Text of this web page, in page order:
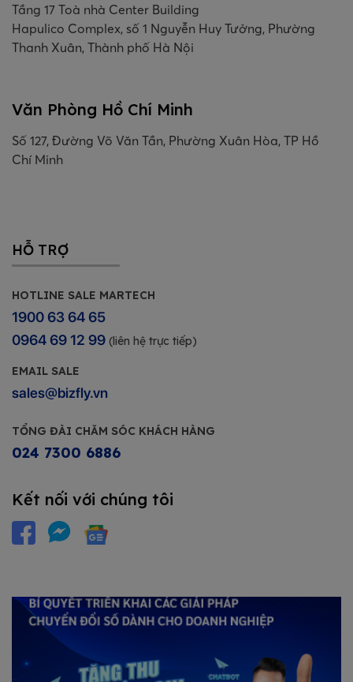
Tầng 17 Toà nhà Center Building
Hapulico Complex, số 1 Nguyễn Huy Tưởng, Phường
Thanh Xuân, Thành phố Hà Nội
Văn Phòng Hồ Chí Minh
Số 127, Đường Võ Văn Tần, Phường Xuân Hòa, TP Hồ
Chí Minh
HỖ TRỢ
HOTLINE SALE MARTECH
1900 63 64 65
0964 69 12 99 (liên hệ trực tiếp)
EMAIL SALE
sales@bizfly.vn
TỔNG ĐÀI CHĂM SÓC KHÁCH HÀNG
024 7300 6886
Kết nối với chúng tôi